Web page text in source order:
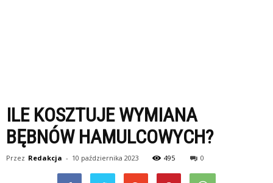
ILE KOSZTUJE WYMIANA
BĘBNÓW HAMULCOWYCH?
Przez Redakcja - 10 października 2023 495 0